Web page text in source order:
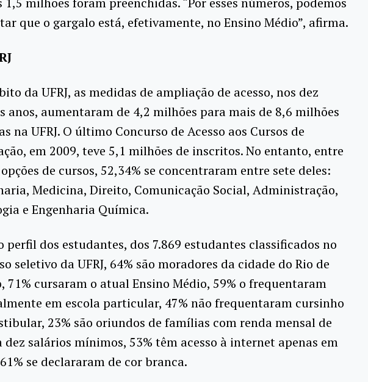
que o gargalo está, efetivamente, no Ensino Médio”, afirma.
da UFRJ, as medidas de ampliação de acesso, nos dez
anos, aumentaram de 4,2 milhões para mais de 8,6 milhões
na UFRJ. O último Concurso de Acesso aos Cursos de
em 2009, teve 5,1 milhões de inscritos. No entanto, entre
de cursos, 52,34% se concentraram entre sete deles:
Medicina, Direito, Comunicação Social, Administração,
e Engenharia Química.
perfil dos estudantes, dos 7.869 estudantes classificados no
seletivo da UFRJ, 64% são moradores da cidade do Rio de
71% cursaram o atual Ensino Médio, 59% o frequentaram
em escola particular, 47% não frequentaram cursinho
23% são oriundos de famílias com renda mensal de
dez salários mínimos, 53% têm acesso à internet apenas em
se declararam de cor branca.